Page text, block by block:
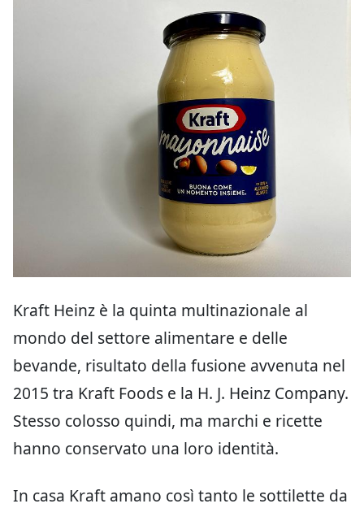
Kraft Heinz è la quinta multinazionale al
mondo del settore alimentare e delle
bevande, risultato della fusione avvenuta nel
2015 tra Kraft Foods e la H. J. Heinz Company.
Stesso colosso quindi, ma marchi e ricette
hanno conservato una loro identità.
In casa Kraft amano così tanto le sottilette da